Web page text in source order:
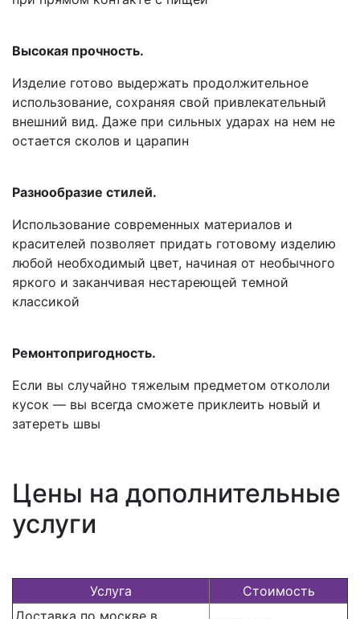
Высокая прочность.
Изделие готово выдержать продолжительное
использование, сохраняя свой привлекательный
внешний вид. Даже при сильных ударах на нем не
остается сколов и царапин
Разнообразие стилей.
Использование современных материалов и
красителей позволяет придать готовому изделию
любой необходимый цвет, начиная от необычного
яркого и заканчивая нестареющей темной
классикой
Ремонтопригодность.
Если вы случайно тяжелым предметом откололи
кусок — вы всегда сможете приклеить новый и
затереть швы
Цены на дополнительные
услуги
Услуга
Стоимость